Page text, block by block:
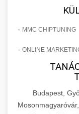
- MMC CHIPTUNING
- ONLINE
Budapest,